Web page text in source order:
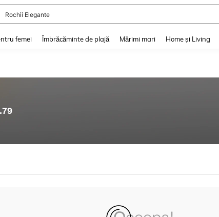
Rochii Elegante
femei Îmbrăcăminte de plajă Mărimi mari Home și Living